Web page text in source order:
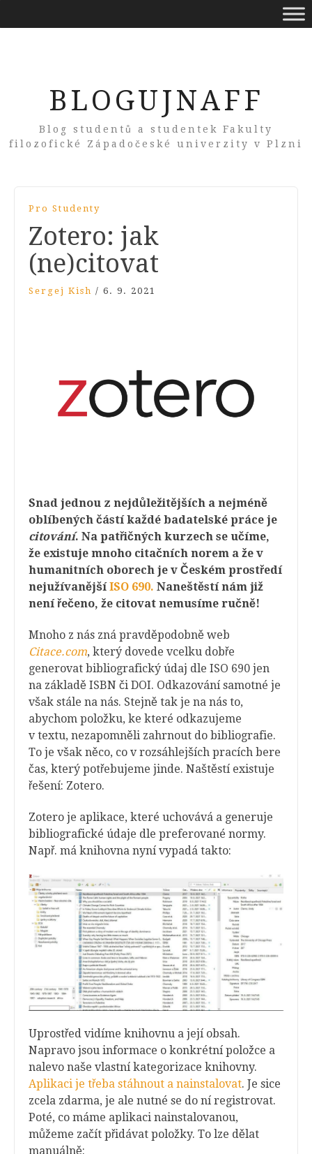
BLOGUJNAFF
Blog studentů a studentek Fakulty
filozofické Západočeské univerzity v Plzni
Pro Studenty
Zotero: jak
(ne)citovat
Sergej Kish / 6. 9. 2021
Snad jednou z nejdůležitějších a nejméně
oblíbených částí každé badatelské práce je
citování. Na patřičných kurzech se učíme,
že existuje mnoho citačních norem a že v
humanitních oborech je v Českém prostředí
nejužívanějšíISO 690. Naneštěstí nám již
není řečeno, že citovat nemusíme ručně!
Mnoho z nás zná pravděpodobně web
Citace.com, který dovede vcelku dobře
generovat bibliografický údaj dle ISO 690 jen
na základě ISBN či DOI. Odkazování samotné je
však stále na nás. Stejně tak je na nás to,
abychom položku, ke které odkazujeme
v textu, nezapomněli zahrnout do bibliografie.
To je však něco, co v rozsáhlejších pracích bere
čas, který potřebujeme jinde. Naštěstí existuje
řešení: Zotero.
Zotero je aplikace, které uchovává a generuje
bibliografické údaje dle preferované normy.
Např. má knihovna nyní vypadá takto:
Uprostřed vidíme knihovnu a její obsah.
Napravo jsou informace o konkrétní položce a
nalevo naše vlastní kategorizace knihovny.
Aplikaci je třeba stáhnout a nainstalovat. Je sice
zcela zdarma, je ale nutné se do ní registrovat.
Poté, co máme aplikaci nainstalovanou,
můžeme začít přidávat položky. To lze dělat
manuálně: